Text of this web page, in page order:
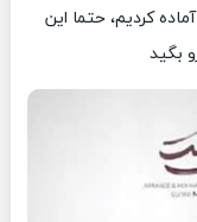
کردیم، حتما این
بگید